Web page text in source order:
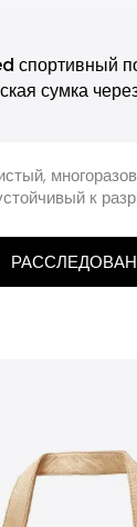
спортивный
сумка
к